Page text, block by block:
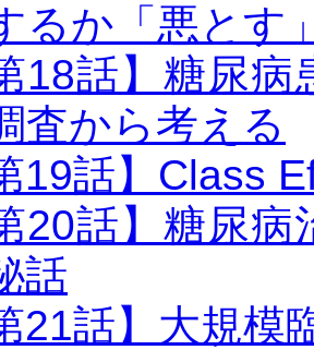
るか「悪とす
18話】糖尿
査から考える
19話】Class
20話】糖尿
話
21話】大規